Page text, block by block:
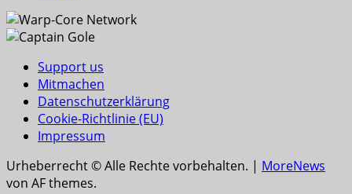
Support us
Mitmachen
Datenschutzerklärung
Cookie-Richtlinie (EU)
Impressum
Urheberrecht © Alle Rechte vorbehalten. | MoreNews
von AF themes.